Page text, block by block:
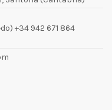
+34 942 671 864